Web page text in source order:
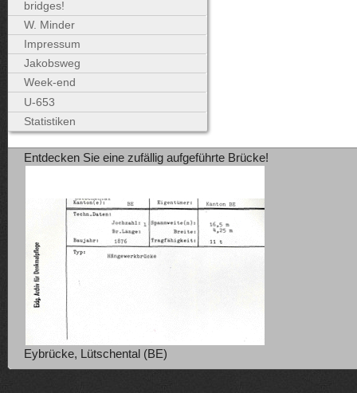
bridges!
W. Minder
Impressum
Jakobsweg
Week-end
U-653
Statistiken
Entdecken Sie eine zufällig aufgeführte Brücke!
Eybrücke, Lütschental (BE)